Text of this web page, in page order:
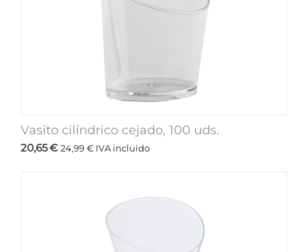
Vasito cilíndrico cejado, 100 uds.
20,65€ 24,99€ IVA incluido